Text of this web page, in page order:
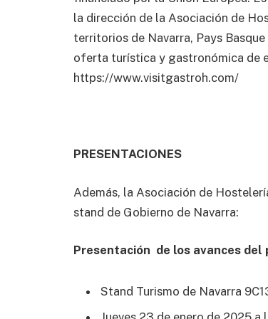
la dirección de la Asociación de
territorios de Navarra, Pays
oferta turística y gastronómica de
https://www.visitgastroh.com/
PRESENTACIONES
Además, la Asociación de
stand de Gobierno de Navarra:
Presentación de los avances del
Stand Turismo de Navarra